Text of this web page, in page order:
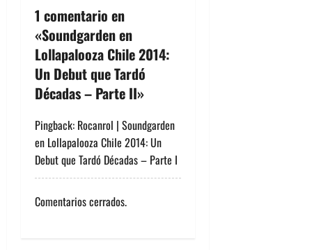
c
i
ó
n
d
e
e
1 comentario en
«Soundgarden en
Lollapalooza Chile 2014:
Un Debut que Tardó
Décadas – Parte II»
Pingback: Rocanrol | Soundgarden
en Lollapalooza Chile 2014: Un
Debut que Tardó Décadas – Parte I
Comentarios cerrados.